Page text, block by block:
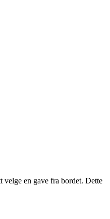
velge en gave fra bordet. Dette